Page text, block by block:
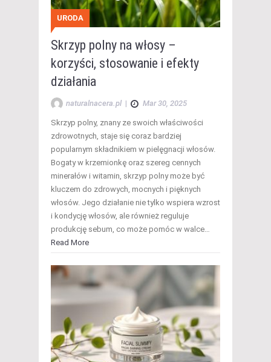
URODA
Skrzyp polny na włosy –
korzyści, stosowanie i efekty
działania
naturalnacera.pl | Mar 30, 2025
Skrzyp polny, znany ze swoich właściwości
zdrowotnych, staje się coraz bardziej
popularnym składnikiem w pielęgnacji włosów.
Bogaty w krzemionkę oraz szereg cennych
minerałów i witamin, skrzyp polny może być
kluczem do zdrowych, mocnych i pięknych
włosów. Jego działanie nie tylko wspiera wzrost
i kondycję włosów, ale również reguluje
produkcję sebum, co może pomóc w walce…
Read More